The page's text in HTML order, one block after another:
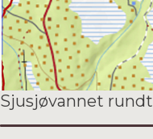
Sjusjøvannet rundt